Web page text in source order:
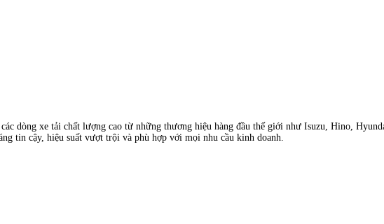
dòng xe tải chất lượng cao từ những thương hiệu hàng đầu thế giới như Isuzu, Hino,
tin cậy, hiệu suất vượt trội và phù hợp với mọi nhu cầu kinh doanh.